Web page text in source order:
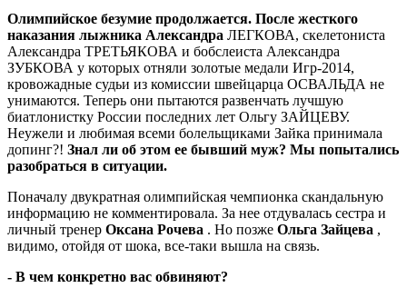
Олимпийское безумие продолжается. После жесткого
наказания лыжника Александра ЛЕГКОВА, скелетониста
Александра ТРЕТЬЯКОВА и бобслеиста Александра
ЗУБКОВА у которых отняли золотые медали Игр-2014,
кровожадные судьи из комиссии швейцарца ОСВАЛЬДА не
унимаются. Теперь они пытаются развенчать лучшую
биатлонистку России последних лет Ольгу ЗАЙЦЕВУ.
Неужели и любимая всеми болельщиками Зайка принимала
допинг?! Знал ли об этом ее бывший муж? Мы попытались
разобраться в ситуации.
Поначалу двукратная олимпийская чемпионка скандальную
информацию не комментировала. За нее отдувалась сестра и
личный тренер Оксана Рочева . Но позже Ольга Зайцева ,
видимо, отойдя от шока, все-таки вышла на связь.
- В чем конкретно вас обвиняют?